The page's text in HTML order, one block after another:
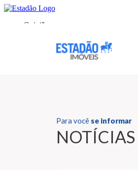
Para você se informar
NOTÍCIAS